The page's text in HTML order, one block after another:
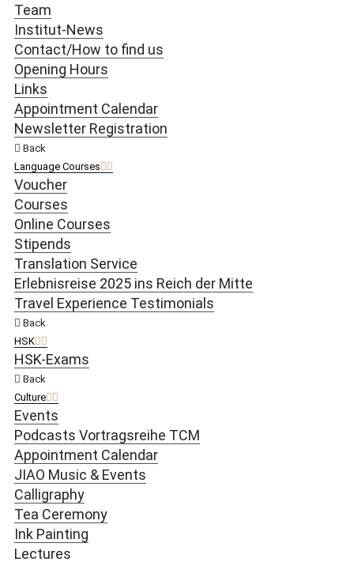
Team
Institut-News
Contact/How to find us
Opening Hours
Links
Appointment Calendar
Newsletter Registration
Back
Language Courses
Voucher
Courses
Online Courses
Stipends
Translation Service
Erlebnisreise 2025 ins Reich der Mitte
Travel Experience Testimonials
Back
HSK
HSK-Exams
Back
Culture
Events
Podcasts Vortragsreihe TCM
Appointment Calendar
JIAO Music & Events
Calligraphy
Tea Ceremony
Ink Painting
Lectures